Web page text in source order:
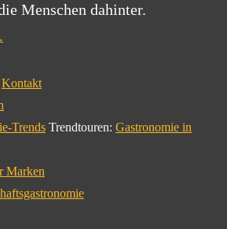
Menschen dahinter.
Kontakt
Trends Trendtouren: Gastronomie in
Marken